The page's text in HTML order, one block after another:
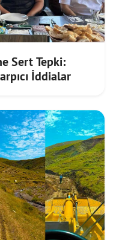
Sert Tepki:
İddialar